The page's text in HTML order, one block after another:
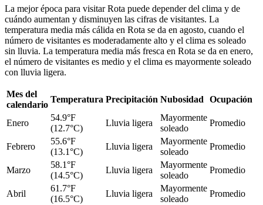
La mejor época para visitar Rota puede depender del clima y de
cuándo aumentan y disminuyen las cifras de visitantes. La
temperatura media más cálida en Rota se da en agosto, cuando el
número de visitantes es moderadamente alto y el clima es soleado
sin lluvia. La temperatura media más fresca en Rota se da en enero,
el número de visitantes es medio y el clima es mayormente soleado
con lluvia ligera.
Mes del
calendario
Temperatura Precipitación Nubosidad Ocupación
Enero
54.9°F
(12.7°C)
Lluvia ligera
Mayormente
soleado
Promedio
Febrero
55.6°F
(13.1°C)
Lluvia ligera
Mayormente
soleado
Promedio
Marzo
58.1°F
(14.5°C)
Lluvia ligera
Mayormente
soleado
Promedio
Abril
61.7°F
(16.5°C)
Lluvia ligera
Mayormente
soleado
Promedio